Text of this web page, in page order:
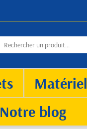
Matériel
Notre blog